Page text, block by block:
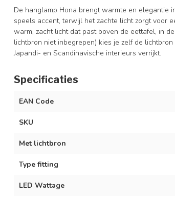
De hanglamp Hona brengt warmte en elegantie
speels accent, terwijl het zachte licht zorgt voor
warm, zacht licht dat past boven de eettafel, in
lichtbron niet inbegrepen) kies je zelf de
Japandi- en Scandinavische interieurs verrijkt.
Specificaties
EAN Code
SKU
Met lichtbron
Type fitting
LED Wattage